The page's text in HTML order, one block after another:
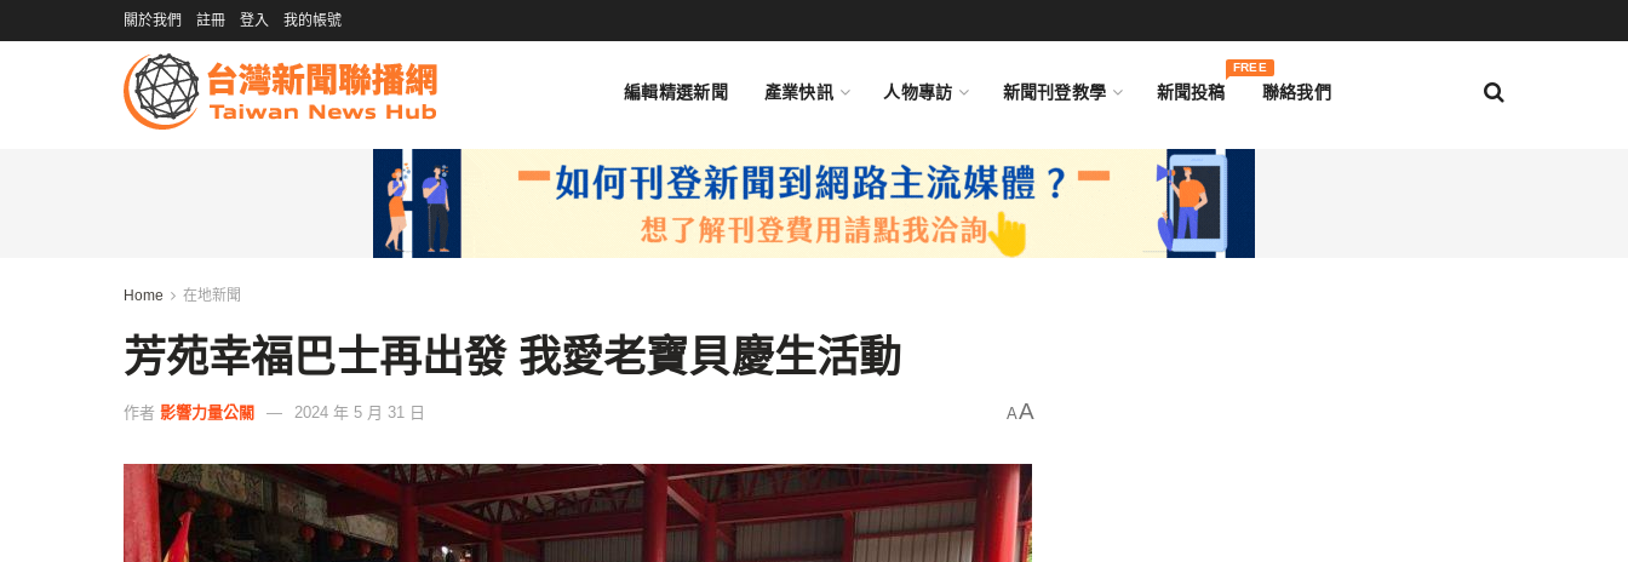
關於我們 註冊 登入 我的帳號
編輯精選新聞 產業快訊 人物專訪 新聞刊登教學 新聞投稿
FREE
聯絡我們
Home 在地新聞
芳苑幸福巴士再出發 我愛老寶貝慶生活動
作者 影響力量公關 2024 年 5 月 31 日 AA